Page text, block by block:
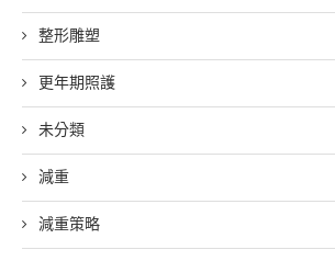
整形雕塑
更年期照護
未分類
減重
減重策略